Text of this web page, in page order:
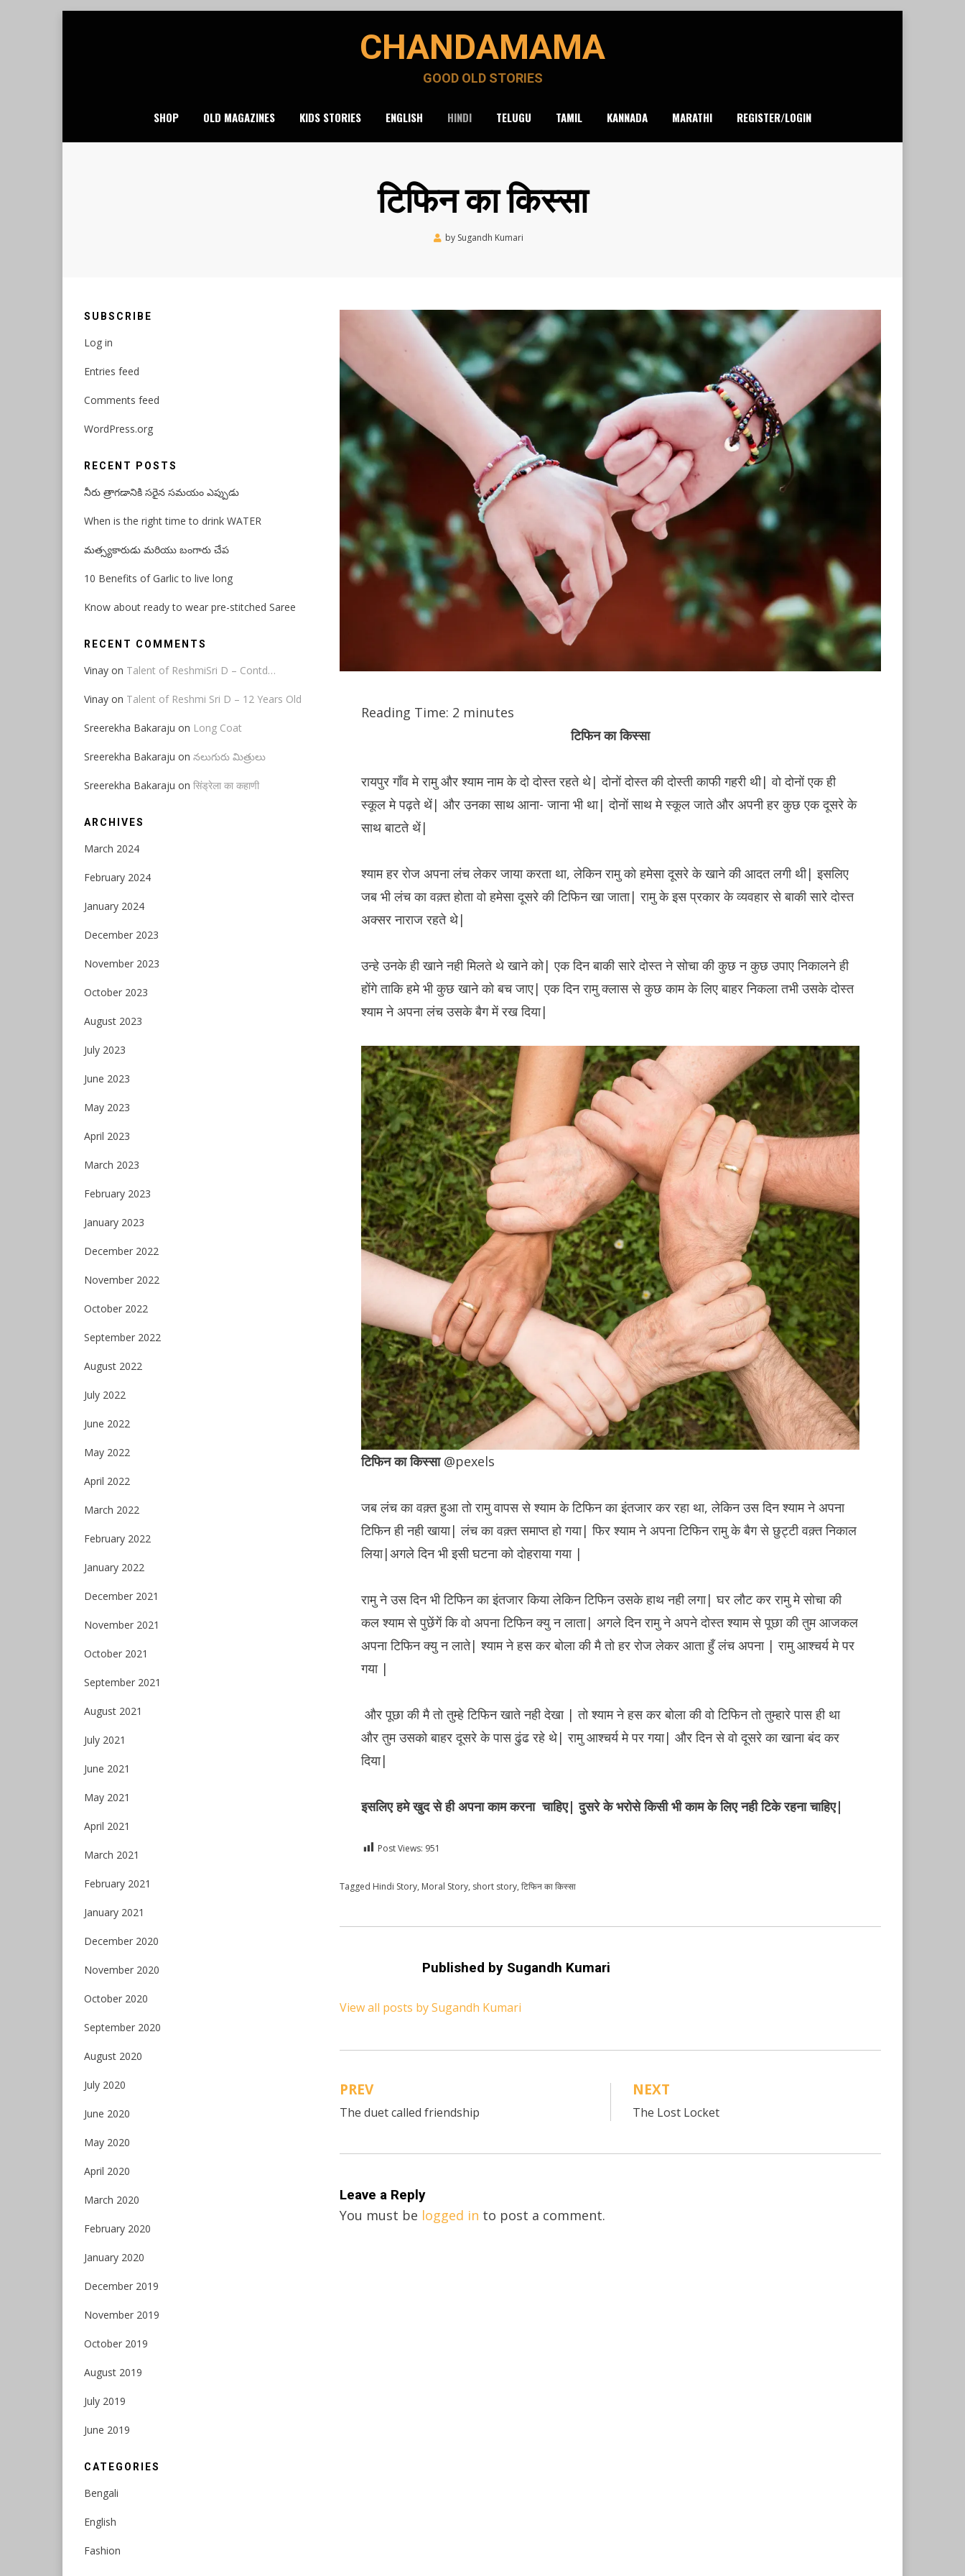
CHANDAMAMA
GOOD OLD STORIES
SHOP OLD MAGAZINES KIDS STORIES ENGLISH HINDI TELUGU TAMIL KANNADA MARATHI REGISTER/LOGIN
टिफिन का किस्सा
by Sugandh Kumari
Reading Time: 2 minutes
टिफिन का किस्सा
रायपुर गाँव मे रामु और श्याम नाम के दो दोस्त रहते थे| दोनों दोस्त की दोस्ती काफी गहरी थी| वो दोनों एक ही
स्कूल मे पढ़ते थें| और उनका साथ आना- जाना भी था| दोनों साथ मे स्कूल जाते और अपनी हर कुछ एक दूसरे के
साथ बाटते थें|
श्याम हर रोज अपना लंच लेकर जाया करता था, लेकिन रामु को हमेसा दूसरे के खाने की आदत लगी थी| इसलिए
जब भी लंच का वक़्त होता वो हमेसा दूसरे की टिफिन खा जाता| रामु के इस प्रकार के व्यवहार से बाकी सारे दोस्त
अक्सर नाराज रहते थे|
उन्हे उनके ही खाने नही मिलते थे खाने को| एक दिन बाकी सारे दोस्त ने सोचा की कुछ न कुछ उपाए निकालने ही
होंगे ताकि हमे भी कुछ खाने को बच जाए| एक दिन रामु क्लास से कुछ काम के लिए बाहर निकला तभी उसके दोस्त
श्याम ने अपना लंच उसके बैग में रख दिया|
टिफिन का किस्सा@pexels
जब लंच का वक़्त हुआ तो रामु वापस से श्याम के टिफिन का इंतजार कर रहा था, लेकिन उस दिन श्याम ने अपना
टिफिन ही नही खाया| लंच का वक़्त समाप्त हो गया| फिर श्याम ने अपना टिफिन रामु के बैग से छुट्टी वक़्त निकाल
लिया|अगले दिन भी इसी घटना को दोहराया गया |
रामु ने उस दिन भी टिफिन का इंतजार किया लेकिन टिफिन उसके हाथ नही लगा| घर लौट कर रामु मे सोचा की
कल श्याम से पुछेंगें कि वो अपना टिफिन क्यु न लाता| अगले दिन रामु ने अपने दोस्त श्याम से पूछा की तुम आजकल
अपना टिफिन क्यु न लाते| श्याम ने हस कर बोला की मै तो हर रोज लेकर आता हुँ लंच अपना | रामु आश्चर्य मे पर
गया |
और पूछा की मै तो तुम्हे टिफिन खाते नही देखा | तो श्याम ने हस कर बोला की वो टिफिन तो तुम्हारे पास ही था
और तुम उसको बाहर दूसरे के पास ढुंढ रहे थे| रामु आश्चर्य मे पर गया| और दिन से वो दूसरे का खाना बंद कर
दिया|
इसलिए हमे खुद से ही अपना काम करना चाहिए| दुसरे के भरोसे किसी भी काम के लिए नही टिके रहना चाहिए|
Post Views: 951
Posted inHindi
Tagged Hindi Story, Moral Story, short story,टिफिन का किस्सा
Published by Sugandh Kumari
View all posts by Sugandh Kumari
Post
navigation
PREV
The duet called friendship
NEXT
The Lost Locket
Leave a Reply
You must be logged in to post a comment.
SUBSCRIBE
Log in
Entries feed
Comments feed
WordPress.org
RECENT POSTS
నీరు త్రాగడానికి సరైన సమయం ఎప్పుడు
When is the right time to drink WATER
మత్స్యకారుడు మరియు బంగారు చేప
10 Benefits of Garlic to live long
Know about ready to wear pre-stitched Saree
RECENT COMMENTS
Vinay on Talent of ReshmiSri D – Contd…
Vinay on Talent of Reshmi Sri D – 12 Years Old
Sreerekha Bakaraju on Long Coat
Sreerekha Bakaraju on నలుగురు మిత్రులు
Sreerekha Bakaraju on सिंड्रेला का कहाणी
ARCHIVES
March 2024
February 2024
January 2024
December 2023
November 2023
October 2023
August 2023
July 2023
June 2023
May 2023
April 2023
March 2023
February 2023
January 2023
December 2022
November 2022
October 2022
September 2022
August 2022
July 2022
June 2022
May 2022
April 2022
March 2022
February 2022
January 2022
December 2021
November 2021
October 2021
September 2021
August 2021
July 2021
June 2021
May 2021
April 2021
March 2021
February 2021
January 2021
December 2020
November 2020
October 2020
September 2020
August 2020
July 2020
June 2020
May 2020
April 2020
March 2020
February 2020
January 2020
December 2019
November 2019
October 2019
August 2019
July 2019
June 2019
CATEGORIES
Bengali
English
Fashion